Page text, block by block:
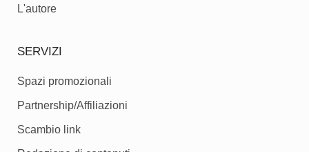
L'autore
SERVIZI
Spazi promozionali
Partnership/Affiliazioni
Scambio link